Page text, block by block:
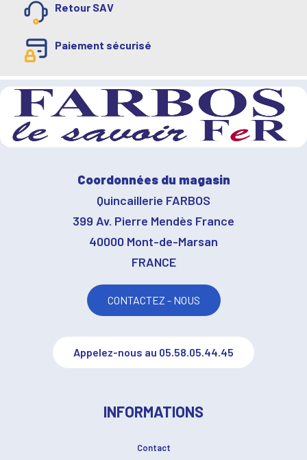
Retour SAV
Paiement sécurisé
Coordonnées du magasin
Quincaillerie FARBOS
399 Av. Pierre Mendès France
40000 Mont-de-Marsan
FRANCE
CONTACTEZ - NOUS
Appelez-nous au 05.58.05.44.45
INFORMATIONS
Contact